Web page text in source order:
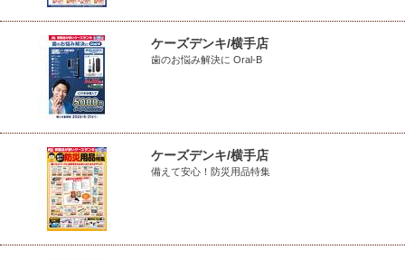
ケーズデンキ/横手店
歯のお悩み解決に Oral-B
ケーズデンキ/横手店
備えて安心！防災用品特集